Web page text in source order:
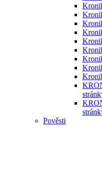
Pověsti